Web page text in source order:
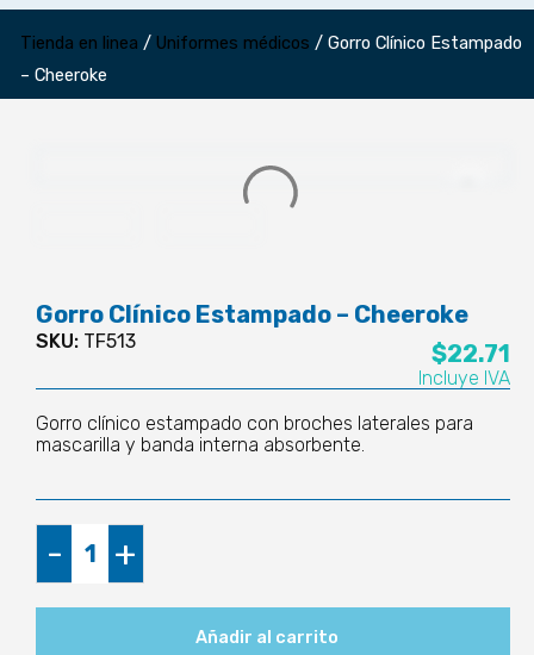
Tienda en linea / Uniformes médicos / Gorro Clínico Estampado
– Cheeroke
Gorro Clínico Estampado – Cheeroke
$22.71
Incluye IVA
SKU: TF513
Gorro clínico estampado con broches laterales para
mascarilla y banda interna absorbente.
-
Estampado
+
Añadir al carrito